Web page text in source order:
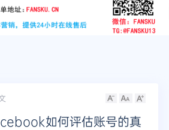
youtube
instagram
如何评估账号的真